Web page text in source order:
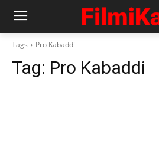
Tags Pro Kabaddi
Tag: Pro Kabaddi